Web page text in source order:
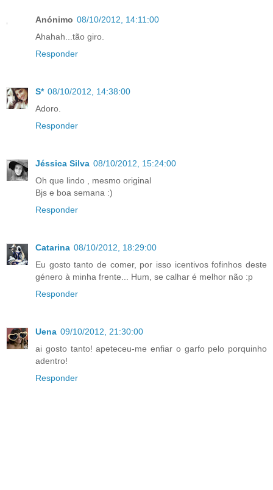
Anónimo 08/10/2012, 14:11:00
Ahahah...tão giro.
Responder
S* 08/10/2012, 14:38:00
Adoro.
Responder
Jéssica Silva 08/10/2012, 15:24:00
Oh que lindo , mesmo original
Bjs e boa semana :)
Responder
Catarina 08/10/2012, 18:29:00
Eu gosto tanto de comer, por isso icentivos fofinhos deste
género à minha frente... Hum, se calhar é melhor não :p
Responder
Uena 09/10/2012, 21:30:00
ai gosto tanto! apeteceu-me enfiar o garfo pelo porquinho
adentro!
Responder